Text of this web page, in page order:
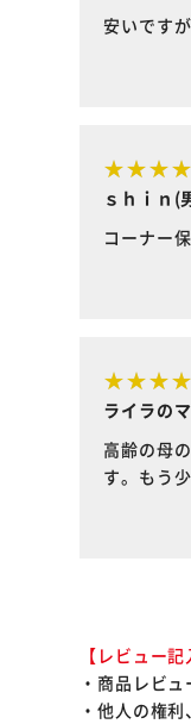
安いです
ｓｈｉｎ(
コーナー
ライラの
高齢の母
す。もう
【レビュー
・商品レビ
・他人の権